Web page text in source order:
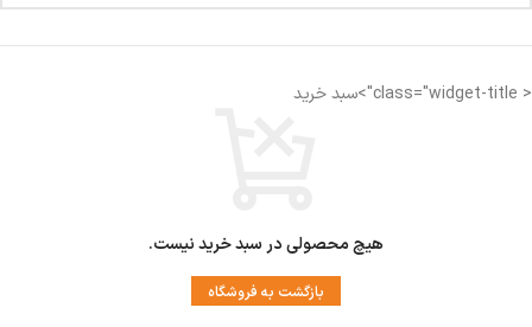
مشاهده کنید
< class="widget-title">سبد خرید
هیچ محصولی در سبد خرید نیست.
بازگشت به فروشگاه